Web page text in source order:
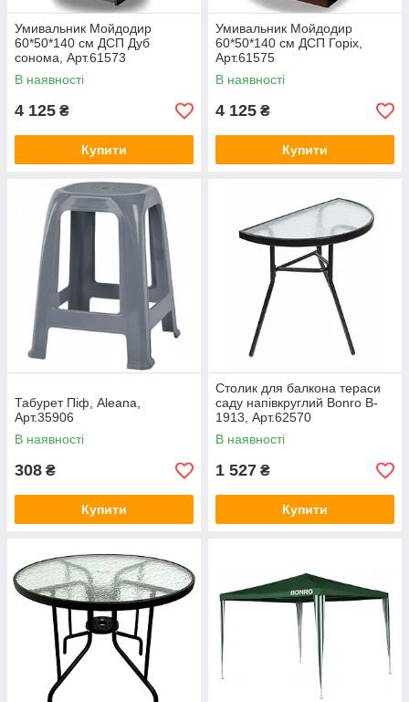
Умивальник Мойдодир
60*50*140 см ДСП Дуб
сонома, Арт.61573
В наявності
4 125 ₴
Купити
Умивальник Мойдодир
60*50*140 см ДСП Горіх,
Арт.61575
В наявності
4 125 ₴
Купити
Табурет Піф, Aleana,
Арт.35906
В наявності
308 ₴
Купити
Столик для балкона тераси
саду напівкруглий Bonro B-
1913, Арт.62570
В наявності
1 527 ₴
Купити